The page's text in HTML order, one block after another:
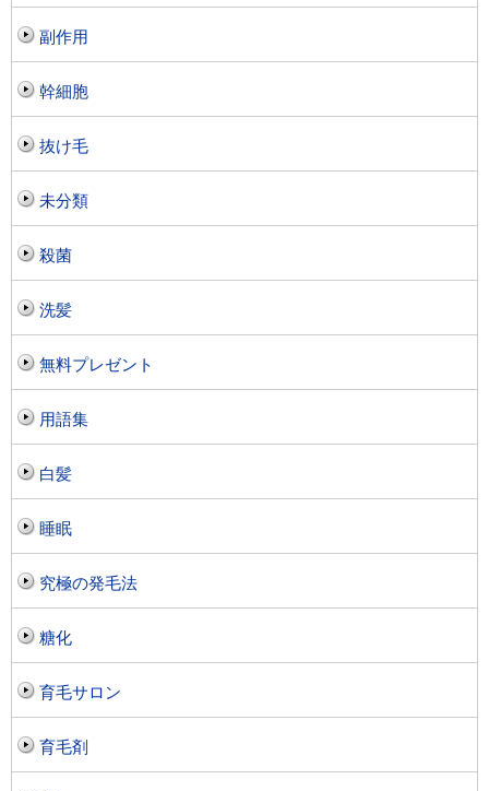
副作用
幹細胞
抜け毛
未分類
殺菌
洗髪
無料プレゼント
用語集
白髪
睡眠
究極の発毛法
糖化
育毛サロン
育毛剤